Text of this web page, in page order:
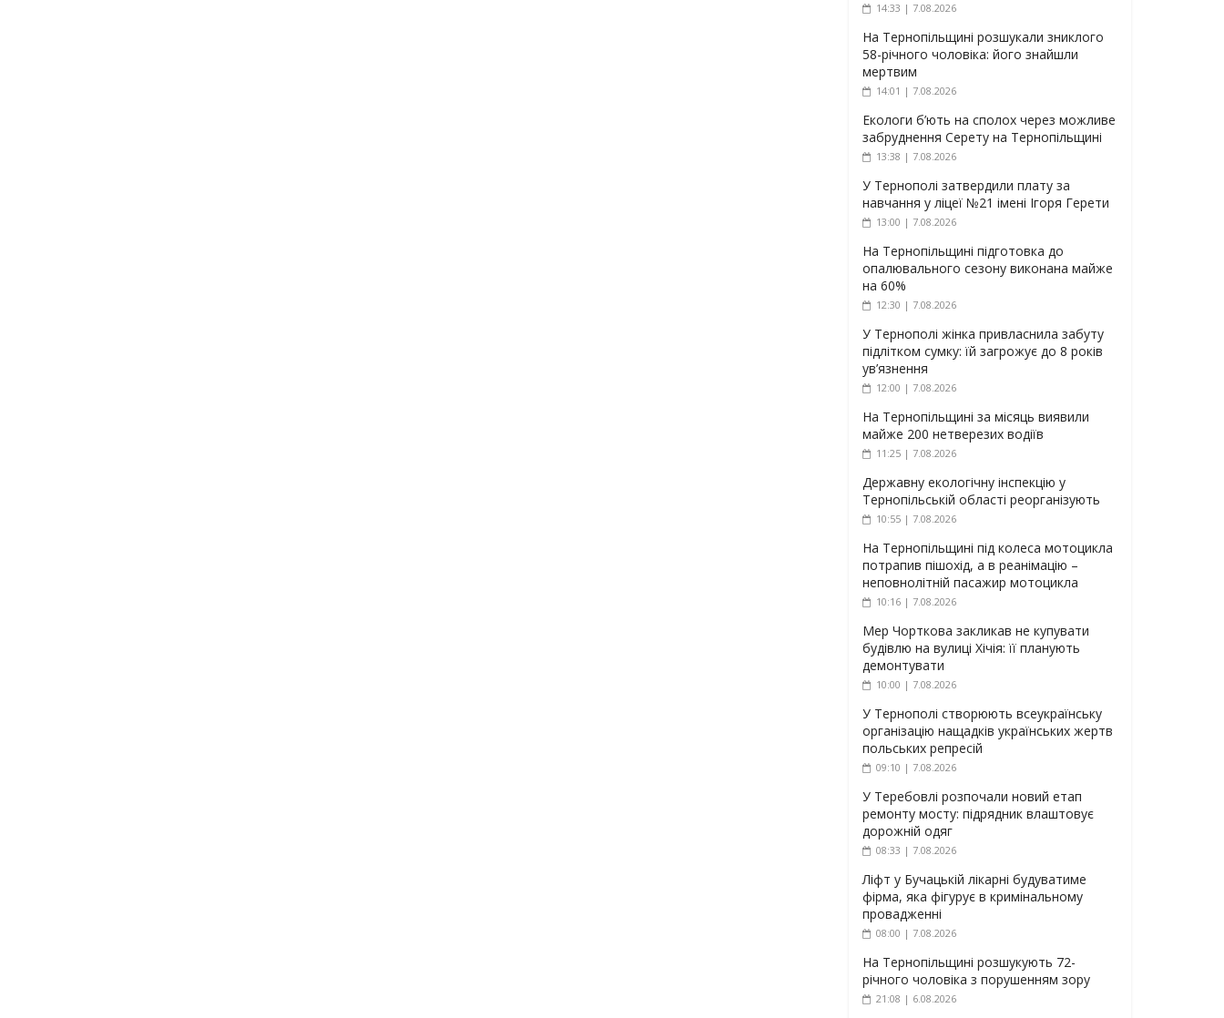
14:33 | 7.08.2026
На Тернопільщині розшукали зниклого
58-річного чоловіка: його знайшли
мертвим
14:01 | 7.08.2026
Екологи б’ють на сполох через можливе
забруднення Серету на Тернопільщині
13:38 | 7.08.2026
У Тернополі затвердили плату за
навчання у ліцеї №21 імені Ігоря Герети
13:00 | 7.08.2026
На Тернопільщині підготовка до
опалювального сезону виконана майже
на 60%
12:30 | 7.08.2026
У Тернополі жінка привласнила забуту
підлітком сумку: їй загрожує до 8 років
ув’язнення
12:00 | 7.08.2026
На Тернопільщині за місяць виявили
майже 200 нетверезих водіїв
11:25 | 7.08.2026
Державну екологічну інспекцію у
Тернопільській області реорганізують
10:55 | 7.08.2026
На Тернопільщині під колеса мотоцикла
потрапив пішохід, а в реанімацію –
неповнолітній пасажир мотоцикла
10:16 | 7.08.2026
Мер Чорткова закликав не купувати
будівлю на вулиці Хічія: її планують
демонтувати
10:00 | 7.08.2026
У Тернополі створюють всеукраїнську
організацію нащадків українських жертв
польських репресій
09:10 | 7.08.2026
У Теребовлі розпочали новий етап
ремонту мосту: підрядник влаштовує
дорожній одяг
08:33 | 7.08.2026
Ліфт у Бучацькій лікарні будуватиме
фірма, яка фігурує в кримінальному
провадженні
08:00 | 7.08.2026
На Тернопільщині розшукують 72-
річного чоловіка з порушенням зору
21:08 | 6.08.2026